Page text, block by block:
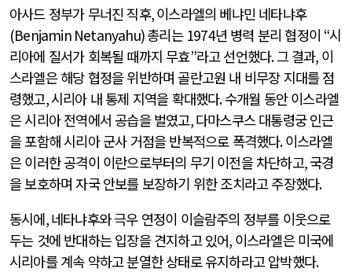
아사드 정부가 무너진 직후,이스라엘의 베냐민 네타냐후
(Benjamin Netanyahu)총리는 1974년 병력 분리 협정이 “시
리아에 질서가 회복될 때까지 무효”라고 선언했다.그 결과, 이
스라엘은 해당 협정을 위반하며 골란고원 내 비무장 지대를 점
령했고,시리아 내 통제 지역을 확대했다.수개월 동안 이스라엘
은 시리아 전역에서 공습을 벌였고,다마스쿠스 대통령궁 인근
을 포함해 시리아 군사 거점을 반복적으로 폭격했다.이스라엘
은 이러한 공격이 이란으로부터의 무기 이전을 차단하고,국경
을 보호하며 자국 안보를 보장하기 위한 조치라고 주장했다.
동시에,네타냐후와 극우 연정이 이슬람주의 정부를 이웃으로
두는 것에 반대하는 입장을 견지하고 있어, 이스라엘은 미국에
시리아를 계속 약하고 분열한 상태로 유지하라고 압박했다.